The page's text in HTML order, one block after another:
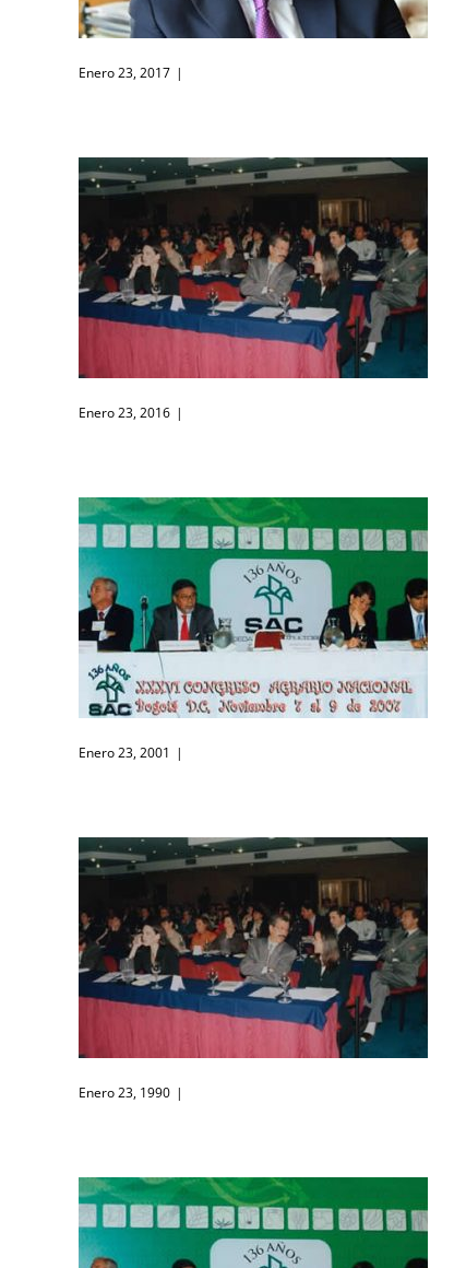
Enero 23, 2017 |
Enero 23, 2016 |
Enero 23, 2001 |
Enero 23, 1990 |